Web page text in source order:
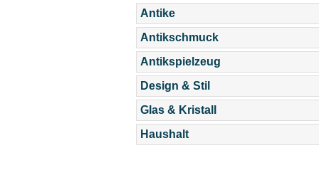
Antike
Antikschmuck
Antikspielzeug
Design & Stil
Glas & Kristall
Haushalt